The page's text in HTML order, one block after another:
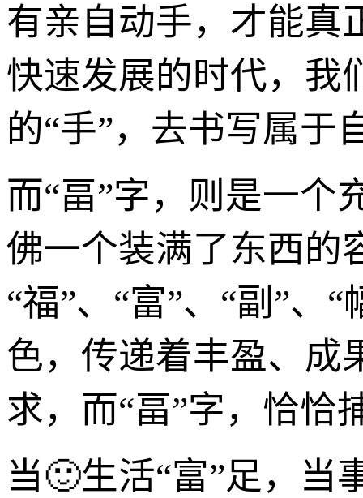
有亲自动手，才能真
快速发展的时代，我
的“手”，去书写属于
而“畐”字，则是一个
佛一个装满了东西的
“福”、“富”、“副”、
色，传递着丰盈、成
求，而“畐”字，恰恰
当🙂生活“富”足，当